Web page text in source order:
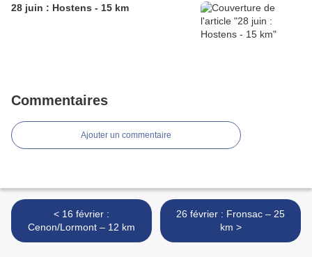
28 juin : Hostens - 15 km
Commentaires
Ajouter un commentaire
< 16 février :
Cenon/Lormont – 12 km
26 février : Fronsac – 25
km >